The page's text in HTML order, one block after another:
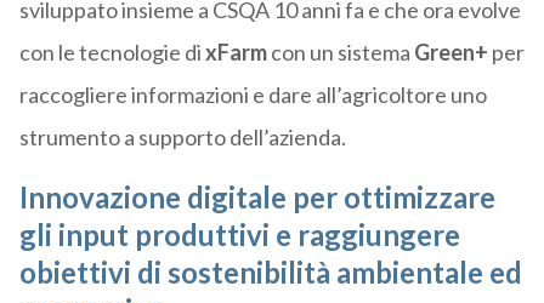
sviluppato insieme a CSQA 10 anni fa e che ora evolve
con le tecnologie dixFarmcon un sistema Green+ per
raccogliere informazioni e dare all’agricoltore uno
strumento a supporto dell’azienda.
Innovazione digitale per ottimizzare
gli input produttivi e raggiungere
obiettivi di sostenibilità ambientale ed